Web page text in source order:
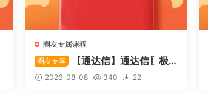
圈友专属课程
圈友专享
【通达信】通达信〖极
致主力〗主副图/选股 放量不算突
2026-08-08 340 22